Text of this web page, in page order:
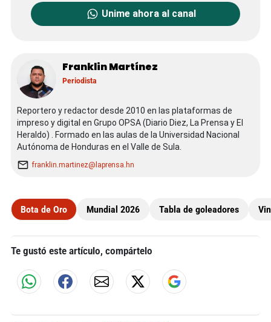
Unime ahora al canal
Franklin Martínez
Periodista
Reportero y redactor desde 2010 en las plataformas de
impreso y digital en Grupo OPSA (Diario Diez, La Prensa y El
Heraldo) . Formado en las aulas de la Universidad Nacional
Autónoma de Honduras en el Valle de Sula.
franklin.martinez@laprensa.hn
Bota de Oro Mundial 2026 Tabla de goleadores
Te gustó este artículo, compártelo